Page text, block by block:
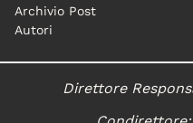
Archivio Post
Autori
Direttore